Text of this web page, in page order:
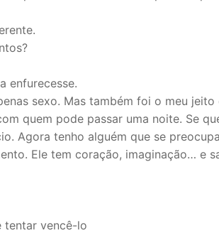
enfurecesse.
sexo. Mas também foi o meu jeito
quem pode passar uma noite. Se
Agora tenho alguém que se preocupa
Ele tem coração, imaginação… e
tentar vencê-lo